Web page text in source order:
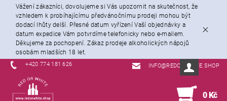
Vážení zákazníci, dovolujeme si Vás upozornit na skutečnost, že
vzhledem k probíhajícímu předvánočnímu prodeji mohou být
dodací lhůty delší. Přesné datum vyřízení Vaší objednávky a
datum expedice Vám potvrdíme telefonicky nebo e-mailem.
Děkujeme za pochopení. Zákaz prodeje alkoholických nápojů
osobám mladších 18 let.
+420 774 181 626 INFO@REDORWHITE.SHOP
0 Kč